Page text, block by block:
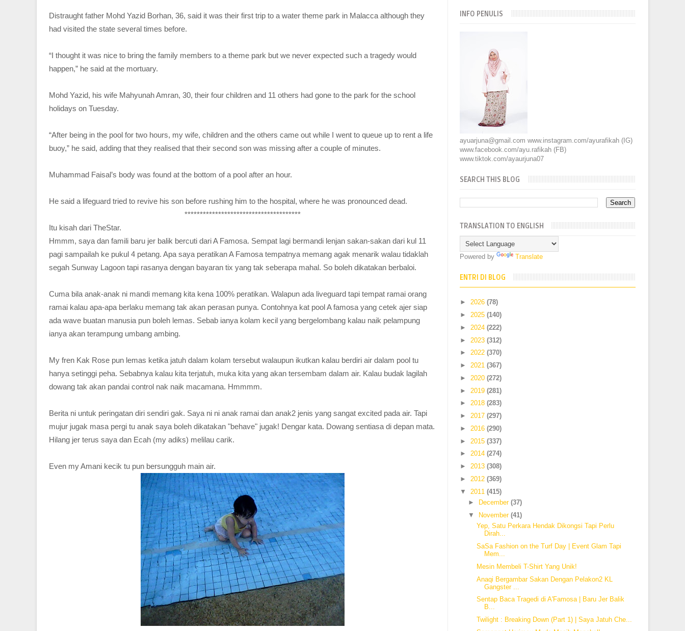
Distraught father Mohd Yazid Borhan, 36, said it was their first trip to a water theme park in Malacca although they
had visited the state several times before.
“I thought it was nice to bring the family members to a theme park but we never expected such a tragedy would
happen,” he said at the mortuary.
Mohd Yazid, his wife Mahyunah Amran, 30, their four children and 11 others had gone to the park for the school
holidays on Tuesday.
“After being in the pool for two hours, my wife, children and the others came out while I went to queue up to rent a life
buoy,” he said, adding that they realised that their second son was missing after a couple of minutes.
Muhammad Faisal’s body was found at the bottom of a pool after an hour.
He said a lifeguard tried to revive his son before rushing him to the hospital, where he was pronounced dead.
**************************************
Itu kisah dari TheStar.
Hmmm, saya dan famili baru jer balik bercuti dari A Famosa. Sempat lagi bermandi lenjan sakan-sakan dari kul 11
pagi sampailah ke pukul 4 petang. Apa saya peratikan A Famosa tempatnya memang agak menarik walau tidaklah
segah Sunway Lagoon tapi rasanya dengan bayaran tix yang tak seberapa mahal. So boleh dikatakan berbaloi.
Cuma bila anak-anak ni mandi memang kita kena 100% peratikan. Walapun ada liveguard tapi tempat ramai orang
ramai kalau apa-apa berlaku memang tak akan perasan punya. Contohnya kat pool A famosa yang cetek ajer siap
ada wave buatan manusia pun boleh lemas. Sebab ianya kolam kecil yang bergelombang kalau naik pelampung
ianya akan terampung umbang ambing.
My fren Kak Rose pun lemas ketika jatuh dalam kolam tersebut walaupun ikutkan kalau berdiri air dalam pool tu
hanya setinggi peha. Sebabnya kalau kita terjatuh, muka kita yang akan tersembam dalam air. Kalau budak lagilah
dowang tak akan pandai control nak naik macamana. Hmmmm.
Berita ni untuk peringatan diri sendiri gak. Saya ni ni anak ramai dan anak2 jenis yang sangat excited pada air. Tapi
mujur jugak masa pergi tu anak saya boleh dikatakan "behave" jugak! Dengar kata. Dowang sentiasa di depan mata.
Hilang jer terus saya dan Ecah (my adiks) melilau carik.
Even my Amani kecik tu pun bersungguh main air.
INFO PENULIS
ayuarjuna@gmail.com www.instagram.com/ayurafikah (IG)
www.facebook.com/ayu.rafikah (FB)
www.tiktok.com/ayaurjuna07
SEARCH THIS BLOG
TRANSLATION TO ENGLISH
Powered by Translate
ENTRI DI BLOG
►2026(78)
►2025(140)
► 2024(222)
► 2023(312)
►2022(370)
►2021(367)
► 2020(272)
► 2019(281)
►2018(283)
►2017(297)
► 2016(290)
► 2015(337)
►2014(274)
►2013(308)
► 2012(369)
▼ 2011(415)
►
December (37)
▼
November (41)
Yep, Satu Perkara Hendak Dikongsi Tapi Perlu
Dirah...
SaSa Fashion on the Turf Day | Event Glam Tapi
Mem...
Mesin Membeli T-Shirt Yang Unik!
Anaqi Bergambar Sakan Dengan Pelakon2 KL
Gangster ...
Sentap Baca Tragedi di A'Famosa | Baru Jer Balik
B...
Twilight : Breaking Down (Part 1) | Saya Jatuh Che...